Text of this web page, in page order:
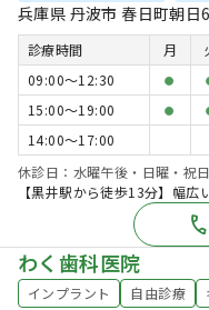
兵庫県 丹波市 春日町朝日
診療時間 月
09:00〜12:30
●
15:00〜19:00 ●
14:00〜17:00
休診日：水曜午後・日曜・祝日
【黒井駅から徒歩13分】幅広
わく歯科医院
インプラント 自由診療